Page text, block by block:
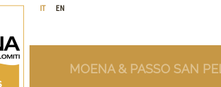
IT EN
MOENA & PASSO SAN